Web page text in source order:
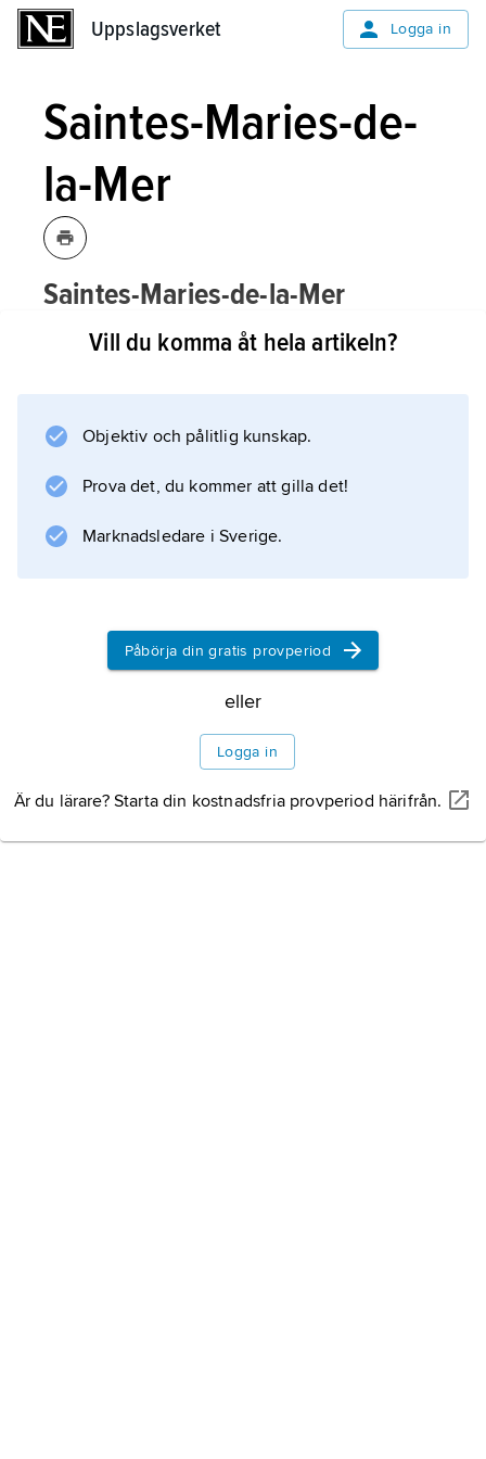
Uppslagsverket Logga in
Saintes-Maries-de-
la-Mer
Saintes-Maries-de-la-Mer
[sɛ̃tmaridlɑmɛ:ʹr] ,ort i Provence–Alpes–
Saintes-Maries-de-la-Mer är berömt som
vallfartsort.
Vill du komma åt hela artikeln?
Objektiv och pålitlig kunskap.
Prova det, du kommer att gilla det!
Marknadsledare i Sverige.
Påbörja din gratis provperiod
eller
Logga in
Är du lärare? Starta din kostnadsfria provperiod härifrån.